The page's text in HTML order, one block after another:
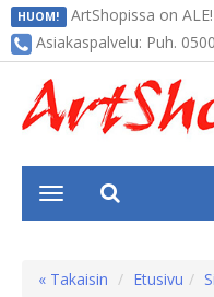
HUOM! ArtShopissa on ALE!
Asiakaspalvelu: Puh.
« Takaisin Etusivu